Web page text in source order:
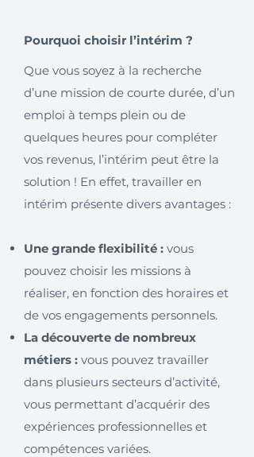
Pourquoi choisir l’intérim ?
Que vous soyez à la recherche
d’une mission de courte durée, d’un
emploi à temps plein ou de
quelques heures pour compléter
vos revenus, l’intérim peut être la
solution ! En effet, travailler en
intérim présente divers avantages :
Une grande flexibilité : vous
pouvez choisir les missions à
réaliser, en fonction des horaires et
de vos engagements personnels.
La découverte de nombreux
métiers : vous pouvez travailler
dans plusieurs secteurs d’activité,
vous permettant d’acquérir des
expériences professionnelles et
compétences variées.